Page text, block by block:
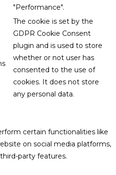
"Performance".
The cookie is set by the
GDPR Cookie Consent
plugin and is used to store
whether or not user has
consented to the use of
cookies. It does not store
any personal data.
certain functionalities like
on social media platforms,
party features.